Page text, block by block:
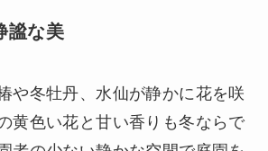
謐な美
や冬牡丹、水仙が静かに花を咲
黄色い花と甘い香りも冬ならで